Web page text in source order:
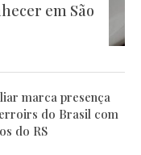
em São
marca presença
do Brasil com
do RS